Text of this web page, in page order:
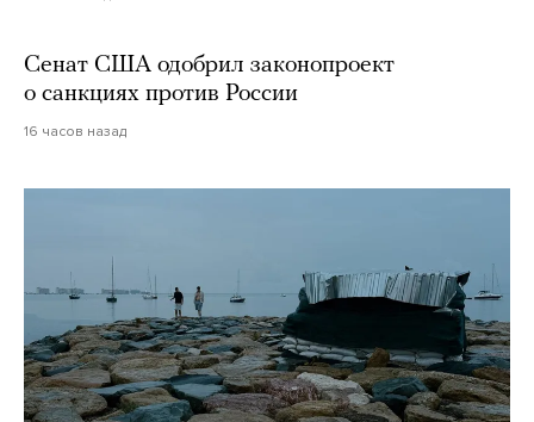
Сенат США одобрил законопроект
о санкциях против России
16 часов назад